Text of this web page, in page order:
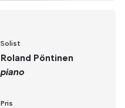
Solist
Roland Pöntinen
piano
Pris